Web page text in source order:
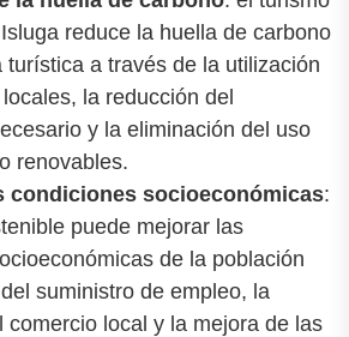
reduce la huella de carbono
turística a través de la utilización
la reducción del
y la eliminación del uso
renovables.
condiciones socioeconómicas:
puede mejorar las
de la población
suministro de empleo, la
comercio local y la mejora de las